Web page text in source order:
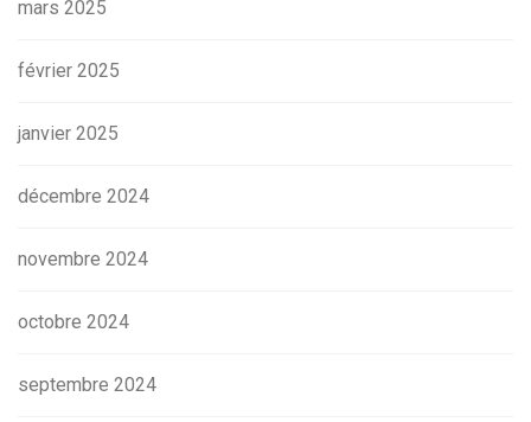
mars 2025
février 2025
janvier 2025
décembre 2024
novembre 2024
octobre 2024
septembre 2024